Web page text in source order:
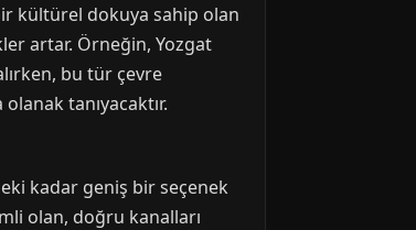
kültürel dokuya sahip olan
artar. Örneğin, Yozgat
bu tür çevre
tanıyacaktır.
kadar geniş bir seçenek
olan, doğru kanalları